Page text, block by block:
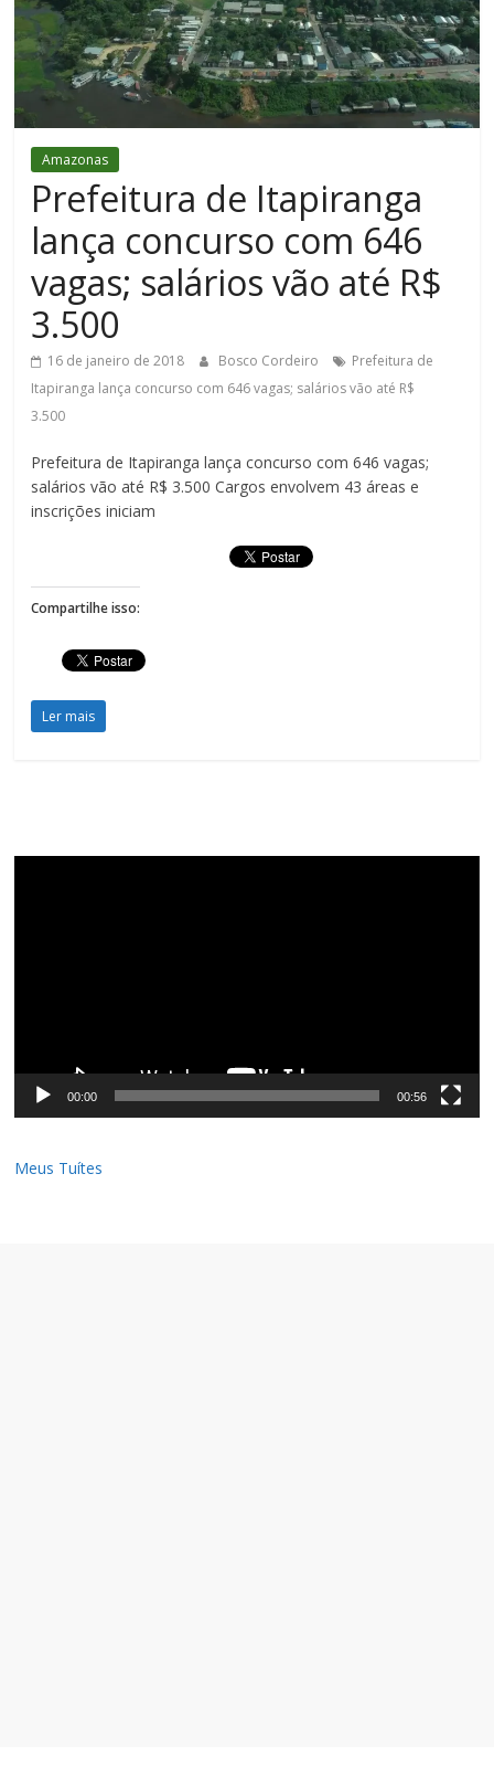
Figueiredo
Amazonas
Prefeitura de Itapiranga
lança concurso com 646
vagas; salários vão até R$
3.500
16 de janeiro de 2018 Bosco Cordeiro
Prefeitura de
Itapiranga lança concurso com 646 vagas; salários vão até R$
3.500
Prefeitura de Itapiranga lança concurso com 646 vagas;
salários vão até R$ 3.500 Cargos envolvem 43 áreas e
inscrições iniciam
Compartilhe isso:
Ler mais
00:00 00:56
Meus Tuítes